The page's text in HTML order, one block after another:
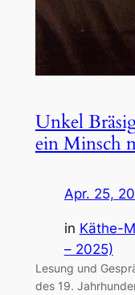
Unkel
ein Minsch
Apr. 25,
in Käthe-
– 2025)
Lesung und
des 19.